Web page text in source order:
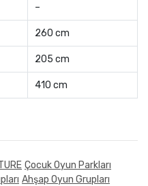
–
260 cm
205 cm
410 cm
Çocuk Oyun Parkları
Ahşap Oyun Grupları